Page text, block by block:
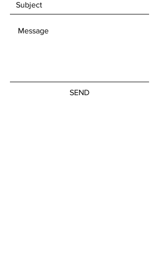
SEND